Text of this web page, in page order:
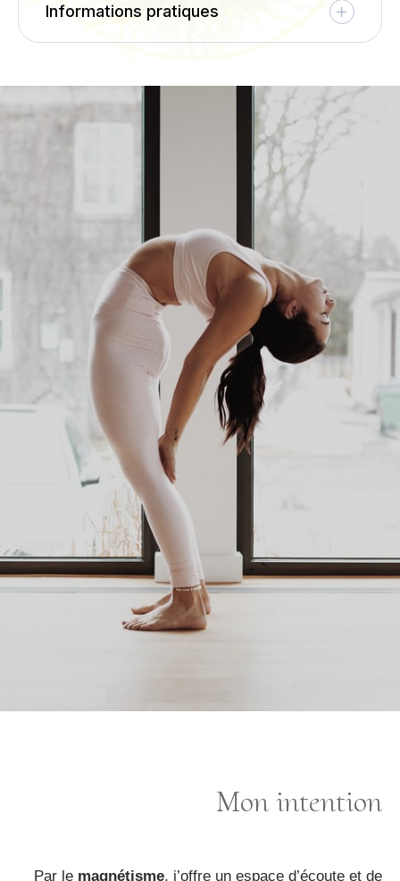
Informations pratiques
Mon intention
Par le magnétisme, j’offre un espace d’écoute et de